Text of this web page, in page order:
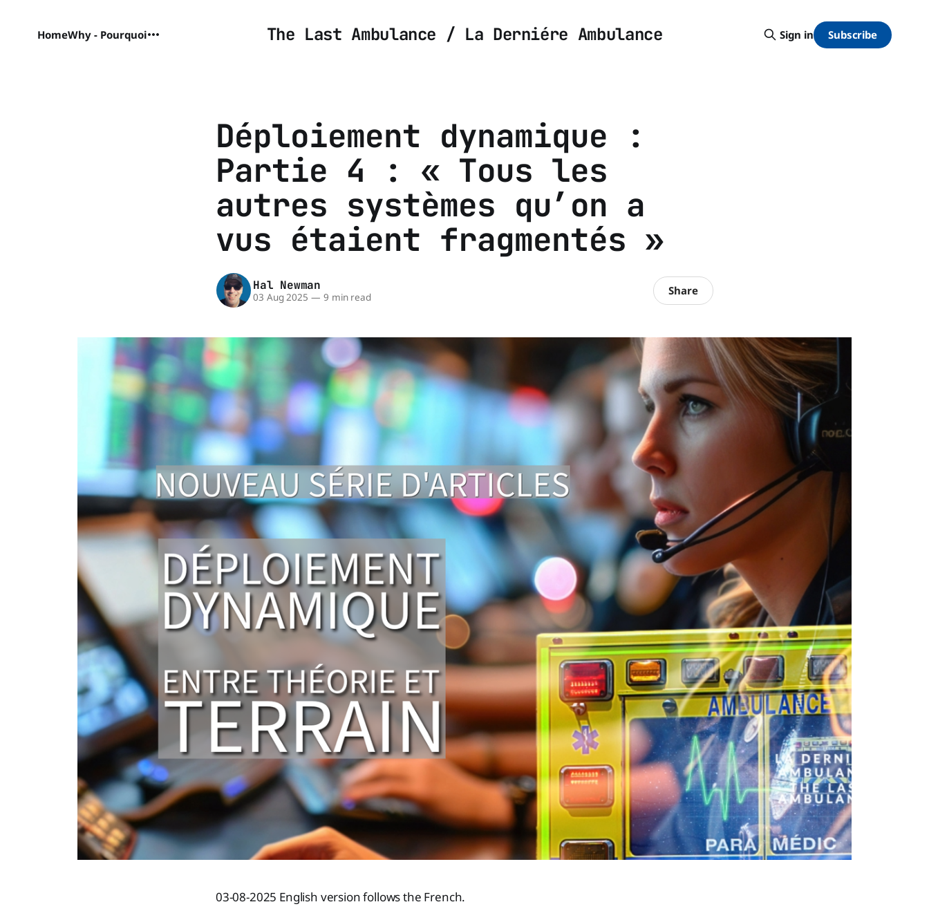
The Last Ambulance / La Derniére Ambulance
HomeWhy - Pourquoi Sign in Subscribe
Déploiement dynamique :
Partie 4 : « Tous les
autres systèmes qu’on a
vus étaient fragmentés »
Hal Newman
03 Aug 2025 — 9 min read Share
03-08-2025 English version follows the French.